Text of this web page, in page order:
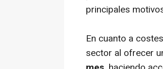
principales
En cuanto a
sector al ofrecer